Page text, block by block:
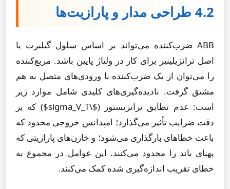
4.2 طراحی مدار و پارازیت‌ها
ABB ضرب‌کننده می‌تواند بر اساس سلول گیلبرت یا
اصل ترانزیلینیر برای کار در ولتاژ پایین باشد. مربع‌کننده
را می‌توان از یک ضرب‌کننده با ورودی‌های متصل به هم
مشتق گرفت. نادیده‌گیری‌های کلیدی شامل موارد زیر
است: عدم تطابق ترانزیستور ($\sigma_V_T$) که بر
دقت ضرایب تأثیر می‌گذارد؛ امپدانس خروجی محدود که
باعث خطاهای بارگذاری می‌شود؛ و خازن‌های پارازیتی که
پهنای باند را محدود می‌کنند. این عوامل در مجموع به
خطای تقریب اندازه‌گیری شده کمک می‌کنند.